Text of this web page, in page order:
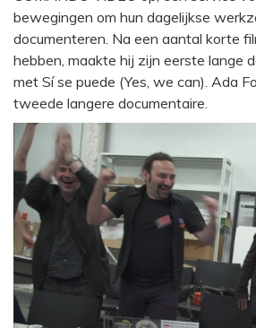
bewegingen om hun dagelijkse
documenteren. Na een aantal korte
hebben, maakte hij zijn eerste lange
met Sí se puede (Yes, we can). Ada
tweede langere documentaire.